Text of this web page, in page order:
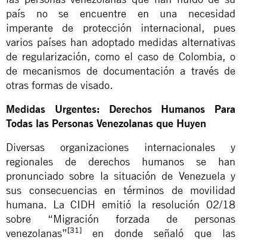
país no se encuentre en una necesidad
imperante de protección internacional, pues
varios países han adoptado medidas alternativas
de regularización, como el caso de Colombia, o
de mecanismos de documentación a través de
otras formas de visado.
Medidas Urgentes: Derechos Humanos Para
Todas las Personas Venezolanas que Huyen
Diversas organizaciones internacionales y
regionales de derechos humanos se han
pronunciado sobre la situación de Venezuela y
sus consecuencias en términos de movilidad
humana. La CIDH emitió la resolución 02/18
sobre “Migración forzada de personas
venezolanas”[31]
en donde señaló que las